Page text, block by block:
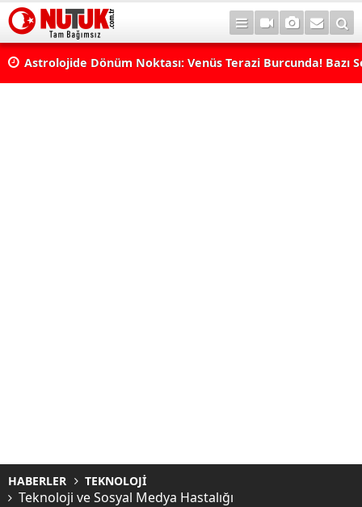
Astrolojide Dönüm Noktası: Venüs Terazi Burcunda! Bazı
HABERLER TEKNOLOJİ
Teknoloji ve Sosyal Medya Hastalığı